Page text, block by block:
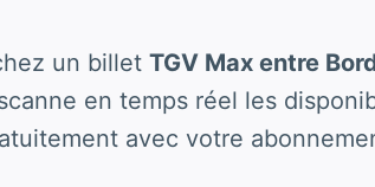
un billet TGV Max entre
en temps réel les
avec votre